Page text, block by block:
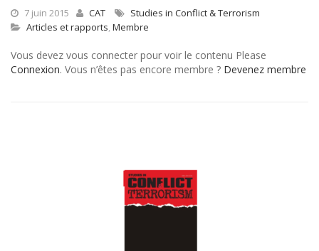
7 juin 2015 CAT
Studies in Conflict & Terrorism
Articles et rapports, Membre
Vous devez vous connecter pour voir le contenu Please
Connexion. Vous n’êtes pas encore membre ? Devenez membre